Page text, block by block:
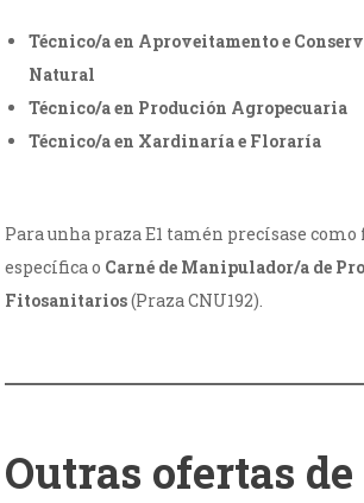
Técnico/a en Aproveitamento e
Natural
Técnico/a en Produción Agropecuaria
Técnico/a en Xardinaría e Floraría
Para unha praza E1 tamén precísase
específica o Carné de Manipulador/a de
Fitosanitarios(Praza CNU192).
Outras ofertas